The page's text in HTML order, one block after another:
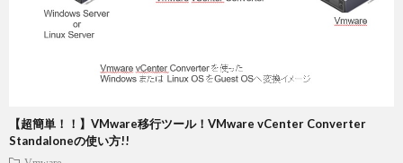
【超簡単！！】VMware移行ツール！VMware vCenter Converter
Standaloneの使い方!!